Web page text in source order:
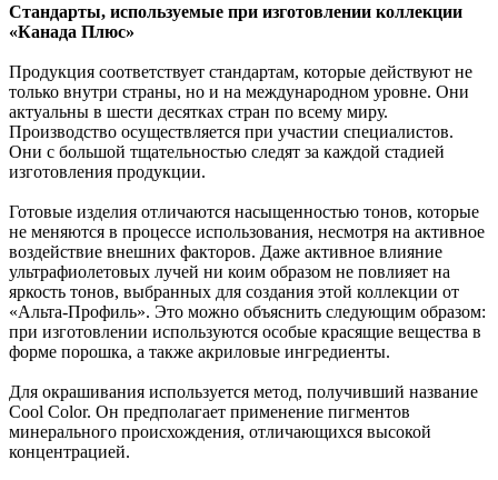
Стандарты, используемые при изготовлении коллекции
«Канада Плюс»
Продукция соответствует стандартам, которые действуют не
только внутри страны, но и на международном уровне. Они
актуальны в шести десятках стран по всему миру.
Производство осуществляется при участии специалистов.
Они с большой тщательностью следят за каждой стадией
изготовления продукции.
Готовые изделия отличаются насыщенностью тонов, которые
не меняются в процессе использования, несмотря на активное
воздействие внешних факторов. Даже активное влияние
ультрафиолетовых лучей ни коим образом не повлияет на
яркость тонов, выбранных для создания этой коллекции от
«Альта-Профиль». Это можно объяснить следующим образом:
при изготовлении используются особые красящие вещества в
форме порошка, а также акриловые ингредиенты.
Для окрашивания используется метод, получивший название
Cool Color. Он предполагает применение пигментов
минерального происхождения, отличающихся высокой
концентрацией.